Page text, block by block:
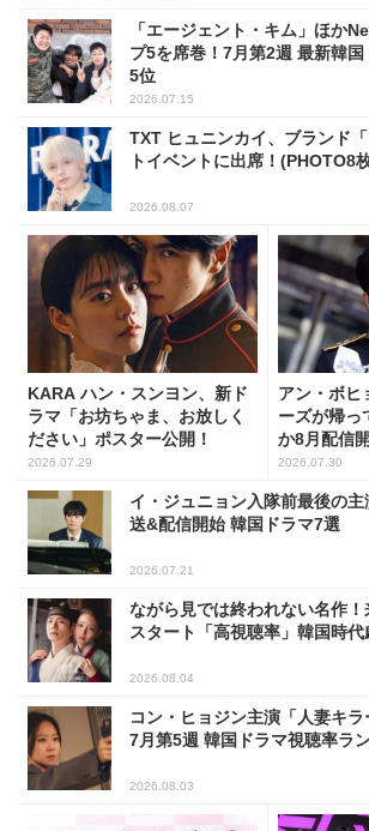
「エージェント・キム」ほか
プ5を席巻！7月第2週 最新韓
5位
2026.07.15
TXT ヒュニンカイ、ブランド
トイベントに出席！(PHOTO8
2026.08.07
KARA ハン・スンヨン、新ド
ラマ「お坊ちゃま、お放しく
ださい」ポスター公開！
2026.07.29
アン・ボヒ
ーズが帰
か8月配信
2026.07.30
イ・ジュニョン入隊前最後の
送&配信開始 韓国ドラマ7選
2026.07.21
ながら見では終われない名作
スタート「高視聴率」韓国時代
2026.08.04
コン・ヒョジン主演「人妻キラ
7月第5週 韓国ドラマ視聴率ラ
2026.08.03